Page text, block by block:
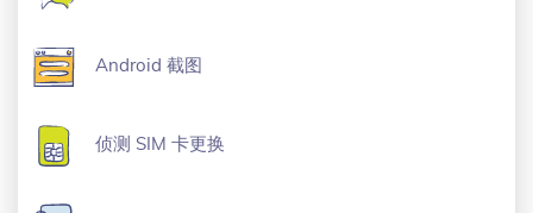
Android 截图
侦测 SIM 卡更换